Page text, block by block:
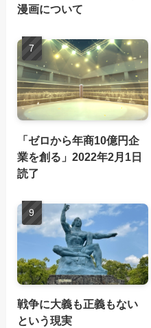
漫画について
「ゼロから年商10億円企
業を創る」2022年2月1日
読了
戦争に大義も正義もない
という現実